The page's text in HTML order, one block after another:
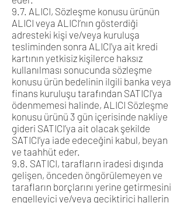
9.7. ALICI, Sözleşme konusu ürünün
ALICI veya ALICI’nın gösterdiği
adresteki kişi ve/veya kuruluşa
tesliminden sonra ALICI'ya ait kredi
kartının yetkisiz kişilerce haksız
kullanılması sonucunda sözleşme
konusu ürün bedelinin ilgili banka veya
finans kuruluşu tarafından SATICI'ya
ödenmemesi halinde, ALICI Sözleşme
konusu ürünü 3 gün içerisinde nakliye
gideri SATICI’ya ait olacak şekilde
SATICI’ya iade edeceğini kabul, beyan
ve taahhüt eder.
9.8. SATICI, tarafların iradesi dışında
gelişen, önceden öngörülemeyen ve
tarafların borçlarını yerine getirmesini
engelleyici ve/veya geciktirici hallerin